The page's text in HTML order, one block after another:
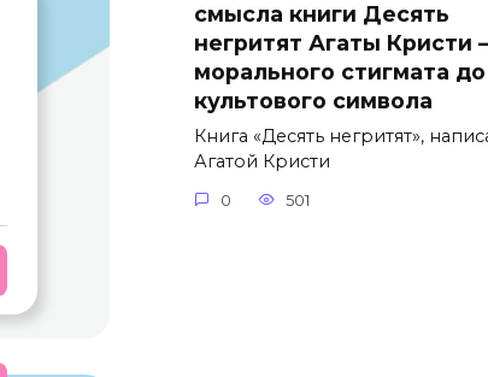
смысла книги Десять
негритят Агаты Кристи
морального стигмата до
культового символа
Книга «Десять негритят»,
Агатой Кристи
0 501